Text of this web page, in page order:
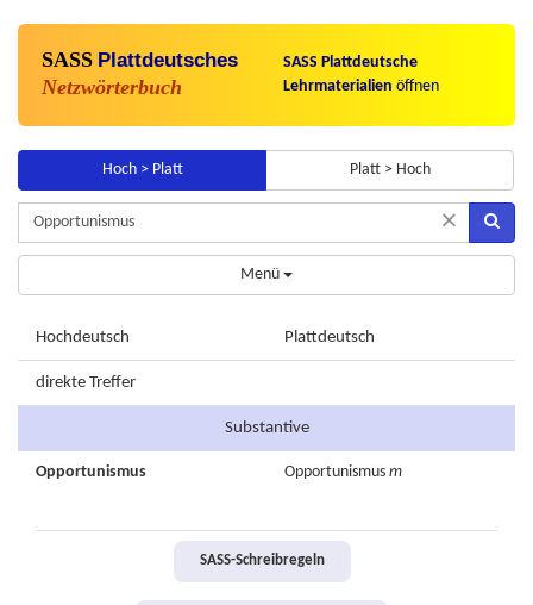
SASS Plattdeutsches
Netzwörterbuch
SASS Plattdeutsche
Lehrmaterialien öffnen
Hoch > Platt Platt > Hoch
×
Menü
Hochdeutsch Plattdeutsch
direkte Treffer
Substantive
Opportunismus Opportunismus m
SASS-Schreibregeln